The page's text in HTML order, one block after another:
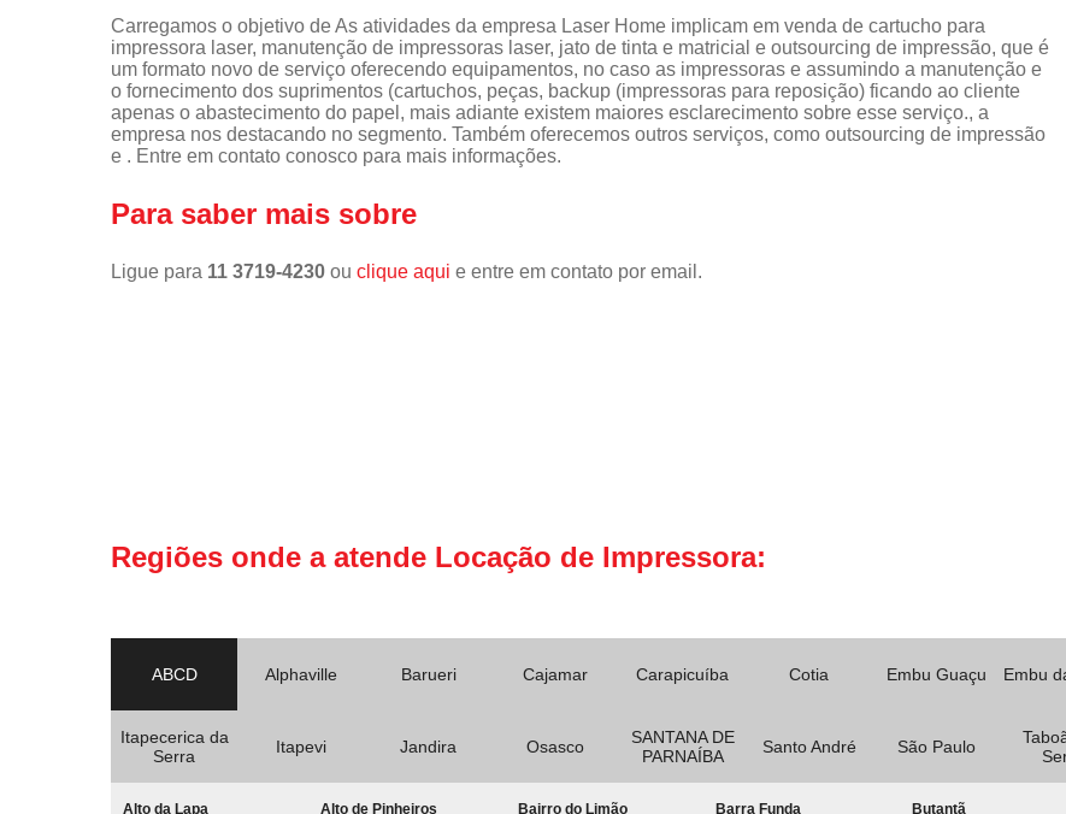
Carregamos o objetivo de As atividades da empresa Laser Home implicam em venda de cartucho para
impressora laser, manutenção de impressoras laser, jato de tinta e matricial e outsourcing de impressão, que é
um formato novo de serviço oferecendo equipamentos, no caso as impressoras e assumindo a manutenção e
o fornecimento dos suprimentos (cartuchos, peças, backup (impressoras para reposição) ficando ao cliente
apenas o abastecimento do papel, mais adiante existem maiores esclarecimento sobre esse serviço., a
empresa nos destacando no segmento. Também oferecemos outros serviços, como outsourcing de impressão
e . Entre em contato conosco para mais informações.
Para saber mais sobre
Ligue para 11 3719-4230 ou clique aqui e entre em contato por email.
Regiões onde a atende Locação de Impressora:
ABCD Alphaville Barueri Cajamar Carapicuíba Cotia Embu Guaçu Embu
Itapecerica da
Serra
Itapevi Jandira Osasco
SANTANA DE
PARNAÍBA
Santo André São Paulo
Alto da Lapa Alto de Pinheiros Bairro do Limão Barra Funda Butantã